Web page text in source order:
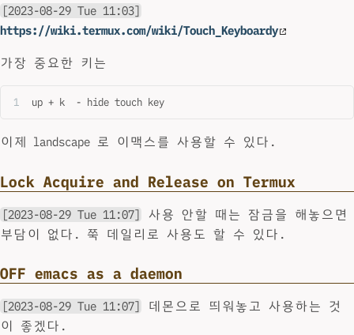
[2023-08-29 Tue 11:03]
https://wiki.termux.com/wiki/Touch_Keyboardy
가장 중요한 키는
up + k  - hide touch key
이제 landscape 로 이맥스를 사용할 수 있다.
Lock Acquire and Release on Termux
[2023-08-29 Tue 11:07]
사용 안할 때는 잠금을 해놓으면
부담이 없다. 쭉 데일리로 사용도 할 수 있다.
OFF emacs as a daemon
[2023-08-29 Tue 11:07]
데몬으로 띄워놓고 사용하는 것
이 좋겠다.